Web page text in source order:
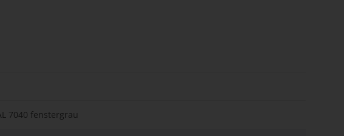
7040 fenstergrau